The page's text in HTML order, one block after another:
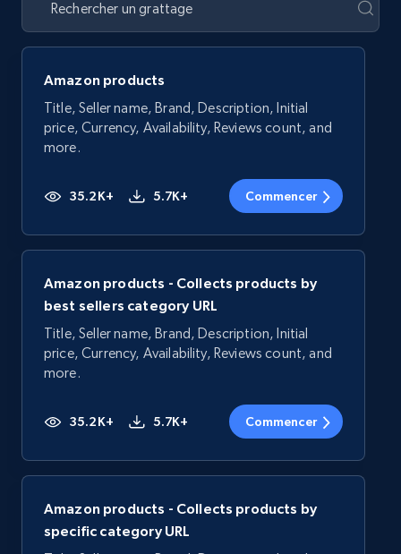
Amazon products
Title, Seller name, Brand, Description, Initial
price, Currency, Availability, Reviews count, and
more.
35.2K+ 5.7K+ Commencer
Amazon products - Collects products by
best sellers category URL
Title, Seller name, Brand, Description, Initial
price, Currency, Availability, Reviews count, and
more.
35.2K+ 5.7K+ Commencer
Amazon products - Collects products by
specific category URL